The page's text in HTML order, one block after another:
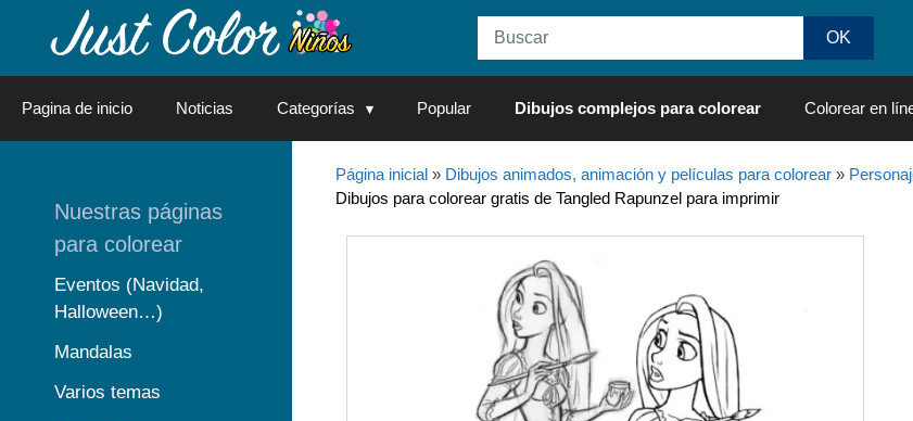
Pagina de inicio Noticias Categorías Popular Dibujos complejos para colorear Colorear en
Página inicial» Dibujos animados, animación y películas para colorear»
Dibujos para colorear gratis de Tangled Rapunzel para imprimir
Nuestras páginas
para colorear
Eventos (Navidad,
Halloween…)
Mandalas
Varios temas